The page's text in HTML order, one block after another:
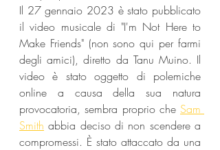
Il 27 gennaio 2023 è stato pubblicato
il video musicale di "I'm Not Here to
Make Friends" (non sono qui per farmi
degli amici), diretto da Tanu Muino. Il
video è stato oggetto di polemiche
online a causa della sua natura
provocatoria, sembra proprio che Sam
Smith abbia deciso di non scendere a
compromessi. È stato attaccato da una